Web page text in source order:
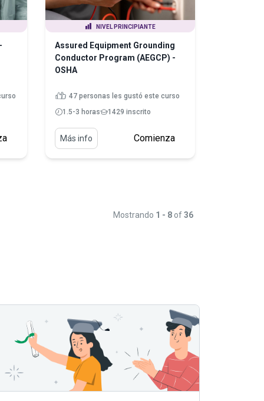
NIVEL PRINCIPIANTE
Assured Equipment Grounding
Conductor Program (AEGCP) -
OSHA
47 personas les gustó este curso
1.5-3 horas
1429 inscrito
Más info Comienza
Mostrando 1 - 8 of36